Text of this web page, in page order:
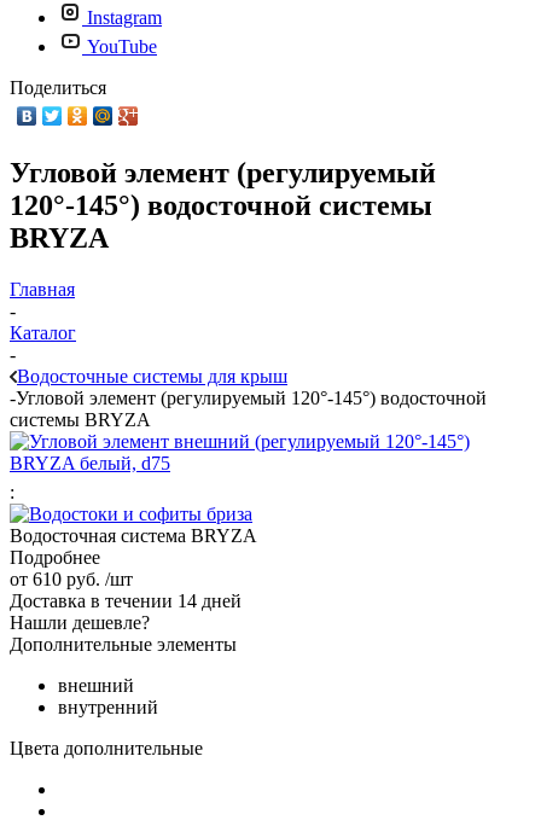
Instagram
YouTube
Поделиться
Угловой элемент (регулируемый
120°-145°) водосточной системы
BRYZA
Главная
-
Каталог
-
Водосточные системы для крыш
-Угловой элемент (регулируемый 120°-145°) водосточной
системы BRYZA
:
Водосточная система BRYZA
Подробнее
от 610 руб. /шт
Доставка в течении 14 дней
Нашли дешевле?
Дополнительные элементы
внешний
внутренний
Цвета дополнительные